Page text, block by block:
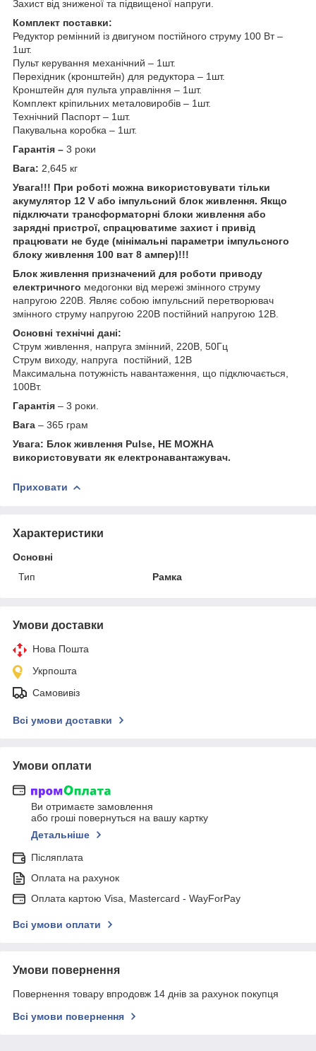
Захист від зниженої та підвищеної напруги.
Комплект поставки:
Редуктор ремінний із двигуном постійного струму 100 Вт –
1шт.
Пульт керування механічний – 1шт.
Перехідник (кронштейн) для редуктора – 1шт.
Кронштейн для пульта управління – 1шт.
Комплект кріпильних металовиробів – 1шт.
Технічний Паспорт – 1шт.
Пакувальна коробка – 1шт.
Гарантія – 3 роки
Вага: 2,645 кг
Увага!!! При роботі можна використовувати тільки
акумулятор 12 V або імпульсний блок живлення. Якщо
підключати трансформаторні блоки живлення або
зарядні пристрої, спрацюватиме захист і привід
працювати не буде (мінімальні параметри імпульсного
блоку живлення 100 ват 8 ампер)!!!
Блок живлення призначений для роботи приводу
електричного медогонки від мережі змінного струму
напругою 220В. Являє собою імпульсний перетворювач
змінного струму напругою 220В постійний напругою 12В.
Основні технічні дані:
Струм живлення, напруга змінний, 220В, 50Гц
Струм виходу, напруга постійний, 12В
Максимальна потужність навантаження, що підключається,
100Вт.
Гарантія – 3 роки.
Вага – 365 грам
Увага: Блок живлення Pulse, НЕ МОЖНА
використовувати як електронавантажувач.
Приховати
Характеристики
Основні
Тип
Рамка
Умови доставки
Нова Пошта
Укрпошта
Самовивіз
Всі умови доставки
Умови оплати
Ви отримаєте замовлення
або гроші повернуться на вашу картку
Детальніше
Післяплата
Оплата на рахунок
Оплата картою Visa, Mastercard - WayForPay
Всі умови оплати
Умови повернення
Повернення товару впродовж 14 днів за рахунок покупця
Всі умови повернення